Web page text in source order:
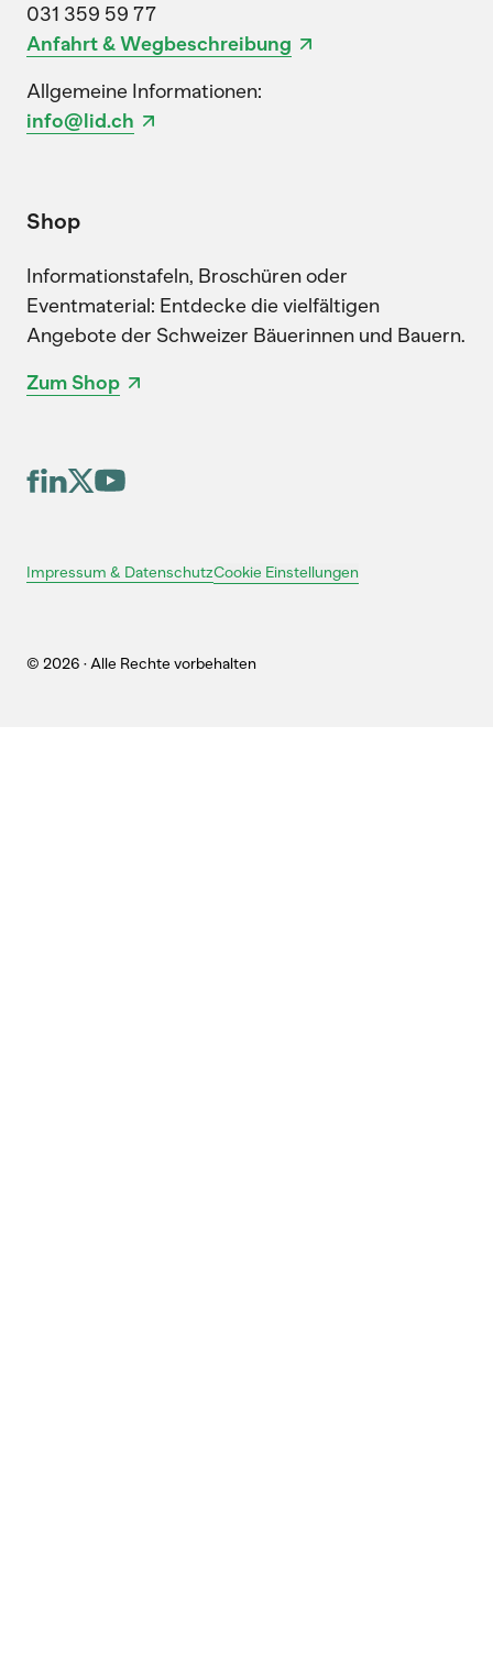
031 359 59 77
Anfahrt & Wegbeschreibung
Allgemeine Informationen:
info@lid.ch
Shop
Informationstafeln, Broschüren oder
Eventmaterial: Entdecke die vielfältigen
Angebote der Schweizer Bäuerinnen und Bauern.
Zum Shop
Impressum & DatenschutzCookie Einstellungen
© 2026 · Alle Rechte vorbehalten